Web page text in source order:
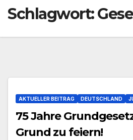
Schlagwort:
AKTUELLER BEITRAG DEUTSCHLAND
75 Jahre
Grund zu feiern!